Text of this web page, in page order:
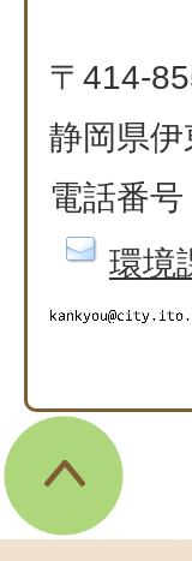
〒414-
静岡県
電話番
環境